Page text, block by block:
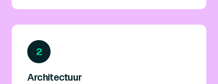
2
Architectuur